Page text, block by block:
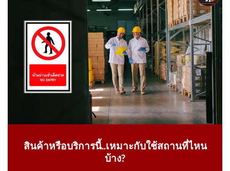
สินค้าหรือบริการนี้..เหมาะกับใช้สถานที่ไหน
บ้าง?